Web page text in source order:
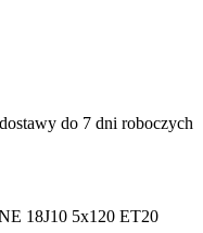
do 7 dni roboczych
18J10 5x120 ET20